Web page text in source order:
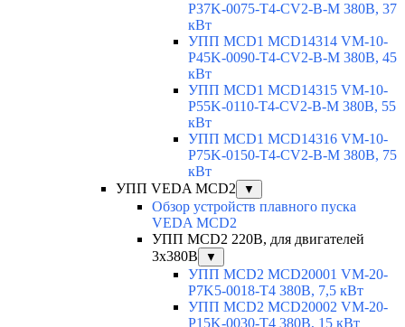
P37K-0075-T4-CV2-B-M 380В, 37
кВт
УПП MCD1 MCD14314 VM-10-
P45K-0090-T4-CV2-B-M 380В, 45
кВт
УПП MCD1 MCD14315 VM-10-
P55K-0110-T4-CV2-B-M 380В, 55
кВт
УПП MCD1 MCD14316 VM-10-
P75K-0150-T4-CV2-B-M 380В, 75
кВт
УПП VEDA MCD2
▼
Обзор устройств плавного пуска
VEDA MCD2
УПП MCD2 220В, для двигателей
3х380В
▼
УПП MCD2 MCD20001 VM-20-
P7K5-0018-T4 380В, 7,5 кВт
УПП MCD2 MCD20002 VM-20-
P15K-0030-T4 380В, 15 кВт